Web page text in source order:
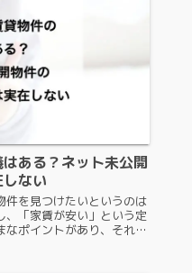
ある？ネット未公開
ない
件を見つけたいというのは
、「家賃が安い」という定
ポイントがあり、それら